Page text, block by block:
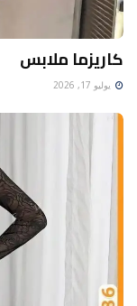
كاريزما ملابس
يوليو 17, 2026